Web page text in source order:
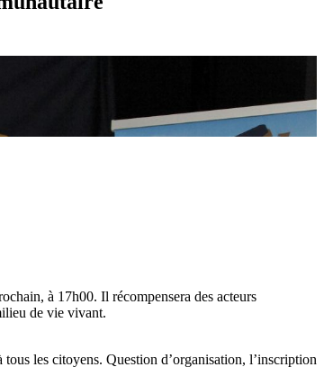
à 17h00. Il récompensera des acteurs
de vie vivant.
les citoyens. Question d’organisation, l’inscription